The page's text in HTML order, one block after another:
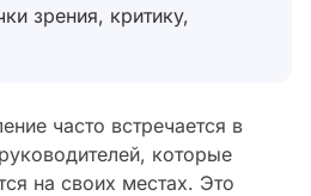
зрения, критику,
часто встречается в
которые
на своих местах. Это